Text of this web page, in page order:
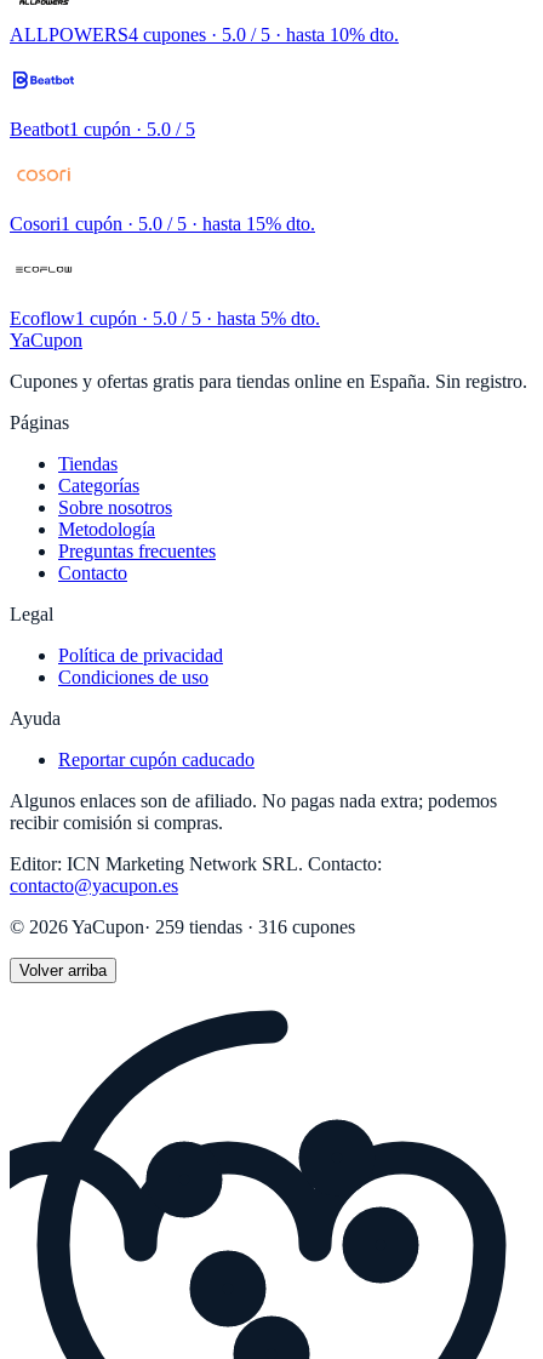
ALLPOWERS4 cupones · 5.0 / 5 · hasta 10% dto.
Beatbot1 cupón · 5.0 / 5
Cosori1 cupón · 5.0 / 5 · hasta 15% dto.
Ecoflow1 cupón · 5.0 / 5 · hasta 5% dto.
YaCupon
Cupones y ofertas gratis para tiendas online en España. Sin registro.
Páginas
Tiendas
Categorías
Sobre nosotros
Metodología
Preguntas frecuentes
Contacto
Legal
Política de privacidad
Condiciones de uso
Ayuda
Reportar cupón caducado
Algunos enlaces son de afiliado. No pagas nada extra; podemos
recibir comisión si compras.
Editor: ICN Marketing Network SRL. Contacto:
contacto@yacupon.es
© 2026YaCupon· 259 tiendas · 316 cupones
Volver arriba